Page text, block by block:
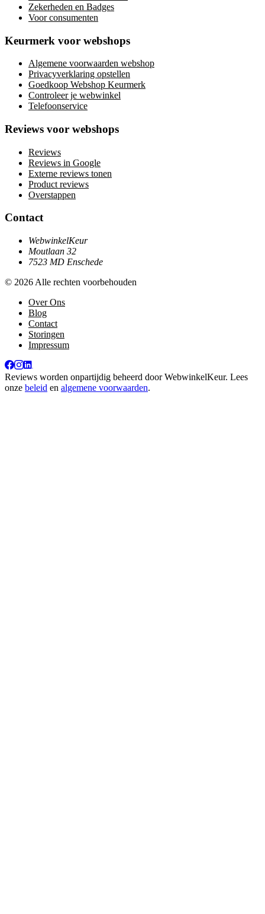
Zekerheden en Badges
Voor consumenten
Keurmerk voor webshops
Algemene voorwaarden webshop
Privacyverklaring opstellen
Goedkoop Webshop Keurmerk
Controleer je webwinkel
Telefoonservice
Reviews voor webshops
Reviews
Reviews in Google
Externe reviews tonen
Product reviews
Overstappen
Contact
WebwinkelKeur
Moutlaan 32
7523 MD Enschede
© 2026 Alle rechten voorbehouden
Over Ons
Blog
Contact
Storingen
Impressum
Reviews worden onpartijdig beheerd doorWebwinkelKeur. Lees
onze beleid en algemene voorwaarden.